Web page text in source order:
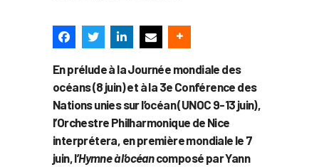
En prélude à la Journée mondiale des
océans (8 juin) et à la 3e Conférence des
Nations unies sur l’océan (UNOC 9-13 juin),
l’Orchestre Philharmonique de Nice
interprétera, en première mondiale le 7
juin, l’Hymne à l’océancomposé par Yann